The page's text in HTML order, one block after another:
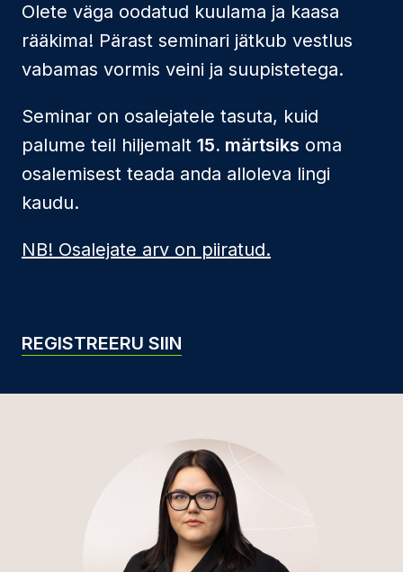
Olete väga oodatud kuulama ja kaasa
rääkima! Pärast seminari jätkub vestlus
vabamas vormis veini ja suupistetega.
Seminar on osalejatele tasuta, kuid
palume teil hiljemalt 15. märtsiks oma
osalemisest teada anda alloleva lingi
kaudu.
NB! Osalejate arv on piiratud.
REGISTREERU SIIN